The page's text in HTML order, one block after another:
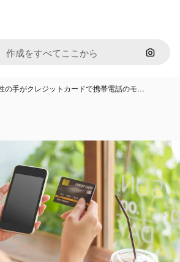
画像で
の手がクレジットカードで携帯電話のモ…